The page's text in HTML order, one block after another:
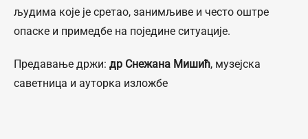
људима које је сретао, занимљиве и често оштре
опаске и примедбе на поједине ситуације.
Предавање држи: др Снежана Мишић, музејска
саветница и ауторка изложбе